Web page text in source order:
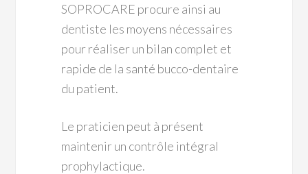
SOPROCARE procure ainsi au
dentiste les moyens nécessaires
pour réaliser un bilan complet et
rapide de la santé bucco-dentaire
du patient.
Le praticien peut à présent
maintenir un contrôle intégral
prophylactique.